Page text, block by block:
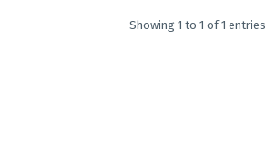
Showing 1 to 1 of 1 entries